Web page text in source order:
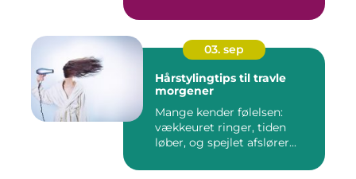
03. sep
Hårstylingtips til travle
morgener
Mange kender følelsen:
vækkeuret ringer, tiden
løber, og spejlet afslører...